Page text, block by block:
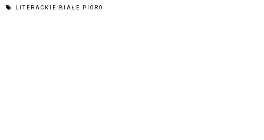
LITERACKIE BIAŁE PIÓRO